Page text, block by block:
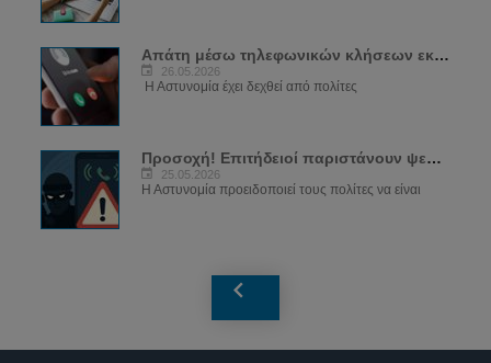
Απάτη μέσω τηλεφωνικών κλήσεων εκ μέρους...
26.05.2026
Η Αστυνομία έχει δεχθεί από πολίτες
Προσοχή! Επιτήδειοί παριστάνουν ψευδώς...
25.05.2026
Η Αστυνομία προειδοποιεί τους πολίτες να είναι